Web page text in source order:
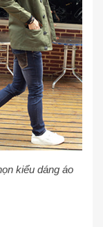
kiểu dáng áo